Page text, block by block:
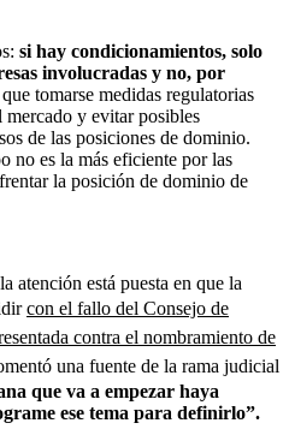
si hay condicionamientos, solo
involucradas y no, por
tomarse medidas regulatorias
mercado y evitar posibles
de las posiciones de dominio.
no es la más eficiente por las
la posición de dominio de
atención está puesta en que la
con el fallo del Consejo de
contra el nombramiento de
una fuente de la rama judicial
que va a empezar haya
ese tema para definirlo”.